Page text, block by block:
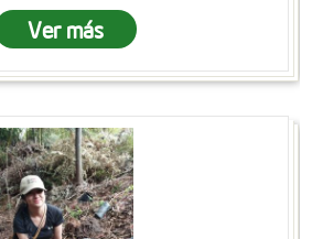
Ver más